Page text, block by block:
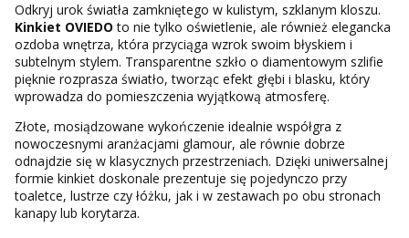
Odkryj urok światła zamkniętego w kulistym, szklanym kloszu.
Kinkiet OVIEDO to nie tylko oświetlenie, ale również elegancka
ozdoba wnętrza, która przyciąga wzrok swoim błyskiem i
subtelnym stylem. Transparentne szkło o diamentowym szlifie
pięknie rozprasza światło, tworząc efekt głębi i blasku, który
wprowadza do pomieszczenia wyjątkową atmosferę.
Złote, mosiądzowane wykończenie idealnie współgra z
nowoczesnymi aranżacjami glamour, ale równie dobrze
odnajdzie się w klasycznych przestrzeniach. Dzięki uniwersalnej
formie kinkiet doskonale prezentuje się pojedynczo przy
toaletce, lustrze czy łóżku, jak i w zestawach po obu stronach
kanapy lub korytarza.